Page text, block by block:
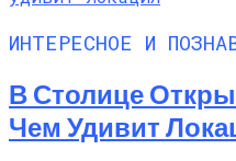
ИНТЕРЕСНОЕ И
В Столице
Чем Удивит